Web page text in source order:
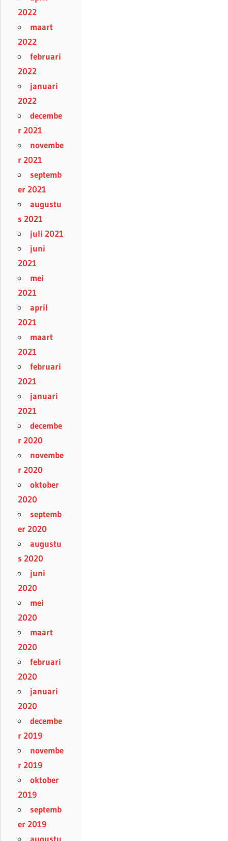
2022
maart
2022
februari
2022
januari
2022
decembe
r 2021
novembe
r 2021
septemb
er 2021
augustu
s 2021
juli 2021
juni
2021
mei
2021
april
2021
maart
2021
februari
2021
januari
2021
decembe
r 2020
novembe
r 2020
oktober
2020
septemb
er 2020
augustu
s 2020
juni
2020
mei
2020
maart
2020
februari
2020
januari
2020
decembe
r 2019
novembe
r 2019
oktober
2019
septemb
er 2019
augustu